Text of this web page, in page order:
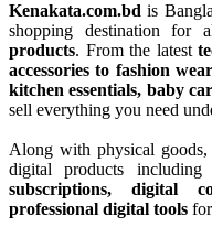
Kenakata.com.bd is
shopping destination for
products. From the latest
accessories to fashion
kitchen essentials, baby
sell everything you need
Along with physical
digital products including
subscriptions, digital
professional digital tools